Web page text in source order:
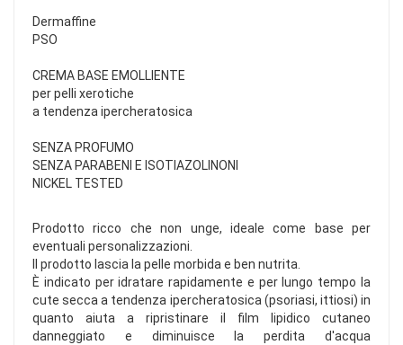
Dermaffine
PSO
CREMA BASE EMOLLIENTE
per pelli xerotiche
a tendenza ipercheratosica
SENZA PROFUMO
SENZA PARABENI E ISOTIAZOLINONI
NICKEL TESTED
Prodotto ricco che non unge, ideale come base per
eventuali personalizzazioni.
Il prodotto lascia la pelle morbida e ben nutrita.
È indicato per idratare rapidamente e per lungo tempo la
cute secca a tendenza ipercheratosica (psoriasi, ittiosi) in
quanto aiuta a ripristinare il film lipidico cutaneo
danneggiato e diminuisce la perdita d'acqua